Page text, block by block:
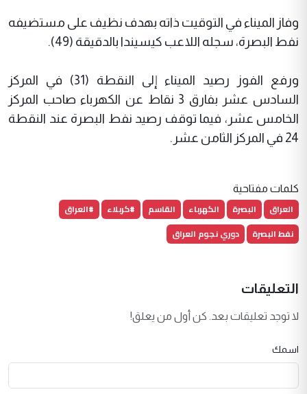
وفاز الميناء في التوقيت ذاته بهدف نظيف على مستضيفه
نفط البصرة، سجله اللاعب كيسيندا بالدقيقة (49).
ورفع الفوز رصيد الميناء إلى النقطة (31) في المركز
السادس عشر بفارق 3 نقاط عن الكهرباء صاحب المركز
الخامس عشر، فيما توقف رصيد نفط البصرة عند النقطة
24 في المركز الثامن عشر.
كلمات مفتاحية
العراق البصرة الكهرباء القاسم #كربلاء
#العراق
نفط البصرة
دوري نجوم العراق
التعليقات
لا توجد تعليقات بعد. كن أول من يعلق!
اسمك